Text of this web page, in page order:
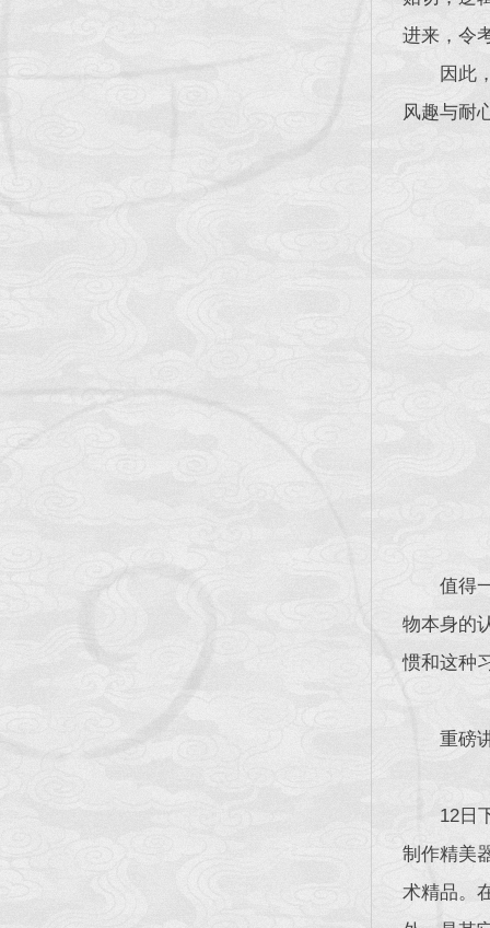
进来，令
因此
风趣与耐
值得
物本身的
惯和这种
重磅
12日
制作精美
术精品。